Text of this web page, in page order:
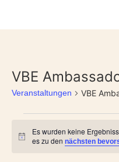
VBE
Veranstaltungen VBE
Hinweis
Es wurden keine
es zu dennächsten